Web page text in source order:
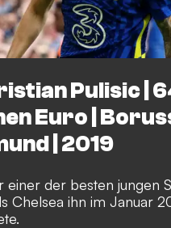
Pulisic |
Euro |
| 2019
einer der besten jungen
Chelsea ihn im Januar